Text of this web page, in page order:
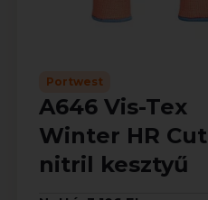
Portwest
A646 Vis-Tex
Winter HR Cut
nitril kesztyű